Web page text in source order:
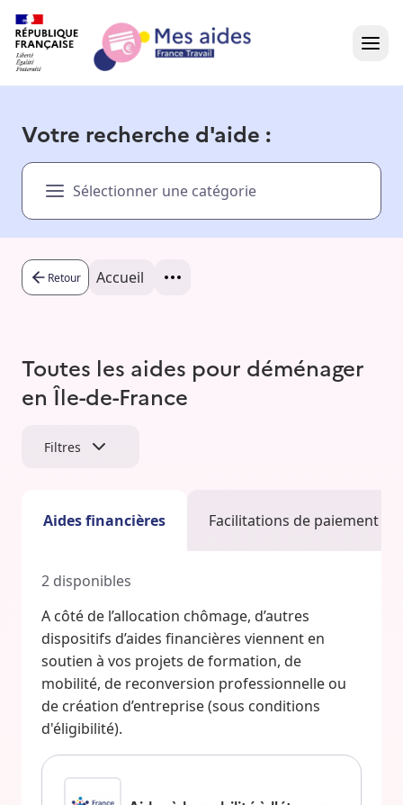
Présentation vidéo
Besoin d'aide ?
Votre recherche d'aide :
Sélectionner une catégorie
Retour Accueil
Toutes les aides pour déménager
en Île-de-France
Filtres
Aides financières Facilitations de paiement
2 disponibles
A côté de l’allocation chômage, d’autres
dispositifs d’aides financières viennent en
soutien à vos projets de formation, de
mobilité, de reconversion professionnelle ou
de création d’entreprise (sous conditions
d'éligibilité).